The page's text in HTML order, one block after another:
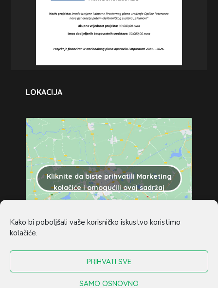
Kako bi poboljšali vaše korisničko iskustvo koristimo
kolačiće.
PRIHVATI SVE
SAMO OSNOVNO
LOKACIJA
Kliknite da biste prihvatili Marketing
kolačiće i omogućili ovaj sadržaj
Copyright © 2022 –2026design by
Media. Sva prava pridržana.